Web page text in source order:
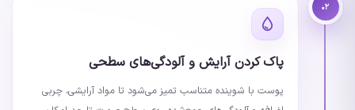
۰۲
پاک کردن آرایش و آلودگی‌های سطحی
پوست با شوینده متناسب تمیز می‌شود تا مواد آرایشی، چربی